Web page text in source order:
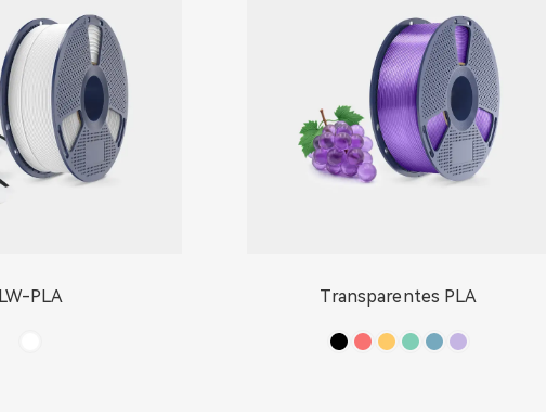
PLA Transparentes PLA